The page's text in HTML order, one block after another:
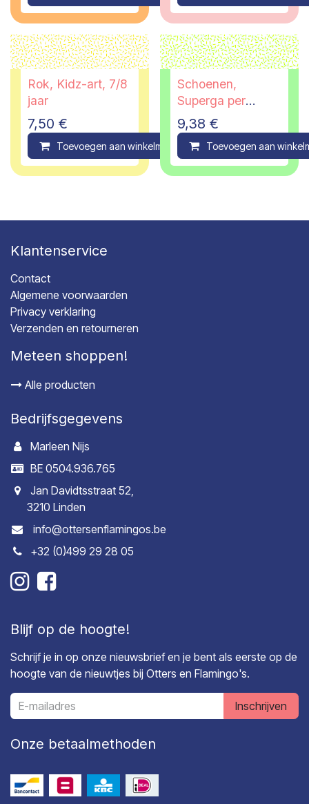
Rok, Kidz-art, 7/8
jaar
7,50 €
Toevoegen aan winkelmandje Compare
Schoenen,
Superga per
Essentiel, 37
9,38 €
Toevoegen aan
Klantenservice
Contact
Algemene voorwaarden
Privacy verklaring
Verzenden en retourneren
Meteen shoppen!
Alle producten
Bedrijfsgegevens
Marleen Nijs
BE 0504.936.765
Jan Davidtsstraat 52,
3210 Linden
info@ottersenflamingos.be
+32 (0)499 29 28 05
Blijf op de hoogte!
Schrijf je in op onze nieuwsbrief en je bent als eerste op de
hoogte van de nieuwtjes bij Otters en Flamingo's.
Inschrijven
Onze betaalmethoden